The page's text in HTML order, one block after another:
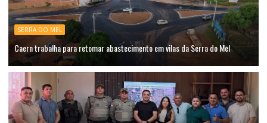
SERRA DO MEL
Caern trabalha para retomar abastecimento em vilas da Serra do Mel